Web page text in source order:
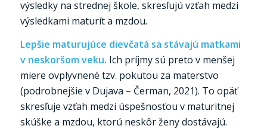
výsledky na strednej škole, skresľujú vzťah medzi
výsledkami maturít a mzdou.
Lepšie maturujúce dievčatá sa stávajú matkami
v neskoršom veku. Ich príjmy sú preto v menšej
miere ovplyvnené tzv. pokutou za materstvo
(podrobnejšie v Dujava – Čerman, 2021). To opäť
skresľuje vzťah medzi úspešnosťou v maturitnej
skúške a mzdou, ktorú neskôr ženy dostávajú.